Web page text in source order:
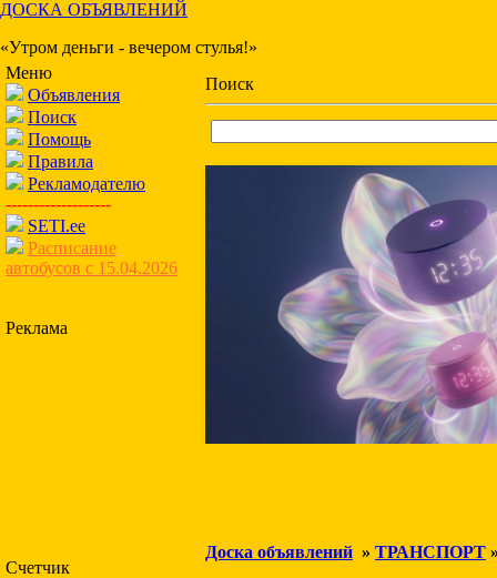
ДОСКА ОБЪЯВЛЕНИЙ
«Утром деньги - вечером стулья!»
Меню
Объявления
Поиск
Помощь
Правила
Рекламодателю
-------------------
SETI.ee
Расписание
автобусов с 15.04.2026
Реклама
Счетчик
Поиск
Доска объявлений » ТРАНСПОРТ